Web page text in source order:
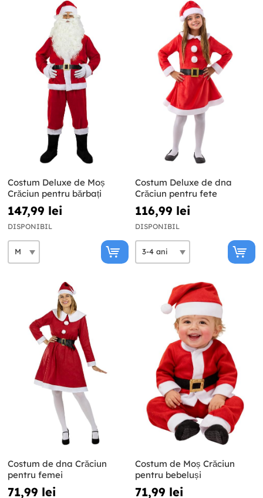
Costum Deluxe de Moș
Crăciun pentru bărbați
147,99 lei
DISPONIBIL
Costum Deluxe de dna
Crăciun pentru fete
116,99 lei
DISPONIBIL
Costum de dna Crăciun
pentru femei
71,99 lei
Costum de Moș Crăciun
pentru bebeluși
71,99 lei